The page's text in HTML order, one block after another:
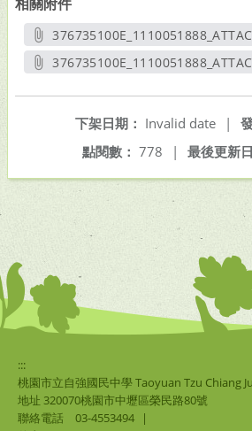
另開新視窗
下架日期： Invalid date
|
最後更新
點閱數： 778 |
:::
桃園市立自強國民中學 Taoyuan Tzu Chiang
地址 320070桃園市中壢區榮民路80號
聯絡電話
03-4553494
|